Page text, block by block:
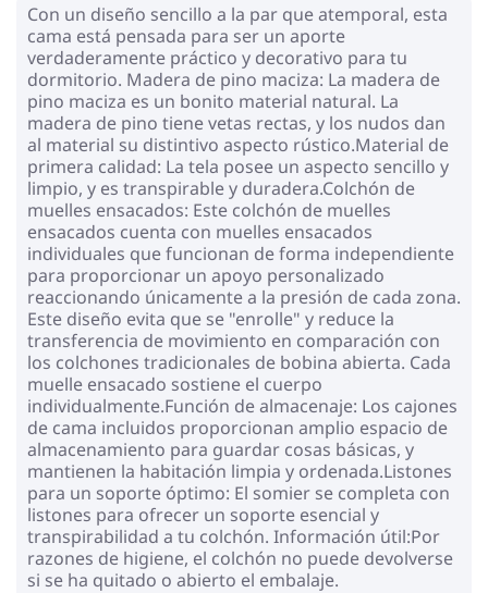
Con un diseño sencillo a la par que atemporal, esta
cama está pensada para ser un aporte
verdaderamente práctico y decorativo para tu
dormitorio. Madera de pino maciza: La madera de
pino maciza es un bonito material natural. La
madera de pino tiene vetas rectas, y los nudos dan
al material su distintivo aspecto rústico.Material de
primera calidad: La tela posee un aspecto sencillo y
limpio, y es transpirable y duradera.Colchón de
muelles ensacados: Este colchón de muelles
ensacados cuenta con muelles ensacados
individuales que funcionan de forma independiente
para proporcionar un apoyo personalizado
reaccionando únicamente a la presión de cada zona.
Este diseño evita que se "enrolle" y reduce la
transferencia de movimiento en comparación con
los colchones tradicionales de bobina abierta. Cada
muelle ensacado sostiene el cuerpo
individualmente.Función de almacenaje: Los cajones
de cama incluidos proporcionan amplio espacio de
almacenamiento para guardar cosas básicas, y
mantienen la habitación limpia y ordenada.Listones
para un soporte óptimo: El somier se completa con
listones para ofrecer un soporte esencial y
transpirabilidad a tu colchón. Información útil:Por
razones de higiene, el colchón no puede devolverse
si se ha quitado o abierto el embalaje.